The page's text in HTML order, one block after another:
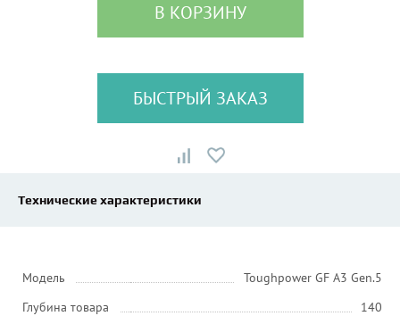
В КОРЗИНУ
БЫСТРЫЙ ЗАКАЗ
Технические характеристики
Модель
Toughpower GF A3 Gen.5
Глубина товара
140